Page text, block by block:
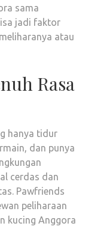
sama
jadi faktor
atau
Rasa
hanya tidur
dan punya
cerdas dan
Pawfriends
peliharaan
kucing Anggora